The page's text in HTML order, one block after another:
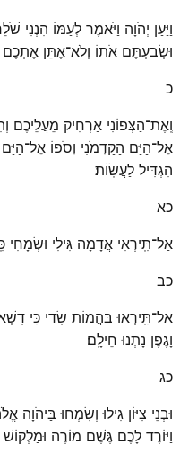
וַיַּעַן יְהֹוָה וַיֹּאמֶר לְעַמּוֹ הִנְנִי
וּשְׂבַעְתֶּם אֹתוֹ וְלֹא־אֶתֵּן אֶתְכֶם
כ
וְֽאֶת־הַצְּפוֹנִי אַרְחִיק מֵעֲלֵיכֶם
אֶל־הַיָּם הַקַּדְמֹנִי וְסֹפוֹ
הִגְדִּיל לַעֲשֽׂוֹת׃
כא
אַל־תִּֽירְאִי אֲדָמָה גִּילִי וּשְׂמָחִי
כב
אַל־תִּֽירְאוּ בַּהֲמוֹת שָׂדַי כִּי
וָגֶפֶן נָתְנוּ חֵילָֽם׃
כג
וּבְנֵי צִיּוֹן גִּילוּ וְשִׂמְחוּ
וַיּוֹרֶד לָכֶם גֶּשֶׁם מוֹרֶה וּמַלְקוֹשׁ